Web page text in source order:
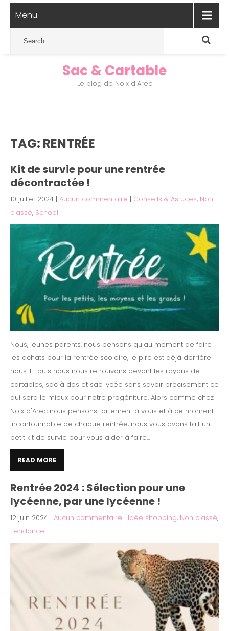
Menu
Sac & Cartable
Le blog de Noix d'Arec
TAG: RENTRÉE
Kit de survie pour une rentrée
décontractée !
10 juillet 2024 | Aucun commentaire | Conseils & Astuces, Non
classé, School
Nous, jeunes parents, nous pensons qu'au moment de faire
les achats pour la rentrée scolaire, le pire est déjà derrière
nous. Et puis nous nous retrouvons devant les rayons de
cartables, sac à dos et sac lycée sans savoir précisément ce
qui sera le mieux pour notre progéniture. Alors comme chez
Noix d'Arec nous pensons fortement à vous et à ce moment
incontournable de chaque rentrée, nous vous avons fait un
petit kit de survie pour vous aider à faire...
READ MORE
Rentrée 2024 : Sélection pour une
lycéenne, par une lycéenne !
12 juin 2024 | Aucun commentaire | Idée shopping, Non classé,
Tendance